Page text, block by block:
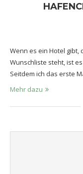
Wenn es ein Hotel gibt,
Wunschliste steht, ist
Seitdem ich das erste
Mehr dazu